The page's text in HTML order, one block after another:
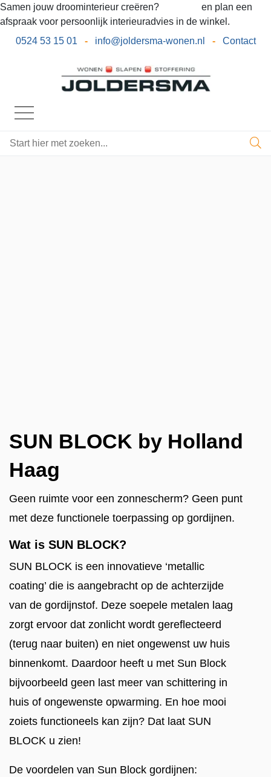
Samen jouw droominterieur creëren?
en plan een
afspraak voor persoonlijk interieuradvies in de winkel.
0524 53 15 01
- info@joldersma-wonen.nl - Contact
SUN BLOCK by Holland
Haag
Geen ruimte voor een zonnescherm? Geen punt
met deze functionele toerpassing op gordijnen.
Wat is SUN BLOCK?
SUN BLOCK is een innovatieve ‘metallic
coating’ die is aangebracht op de achterzijde
van de gordijnstof. Deze soepele metalen laag
zorgt ervoor dat zonlicht wordt gereflecteerd
(terug naar buiten) en niet ongewenst uw huis
binnenkomt. Daardoor heeft u met Sun Block
bijvoorbeeld geen last meer van schittering in
huis of ongewenste opwarming. En hoe mooi
zoiets functioneels kan zijn? Dat laat SUN
BLOCK u zien!
De voordelen van Sun Block gordijnen: